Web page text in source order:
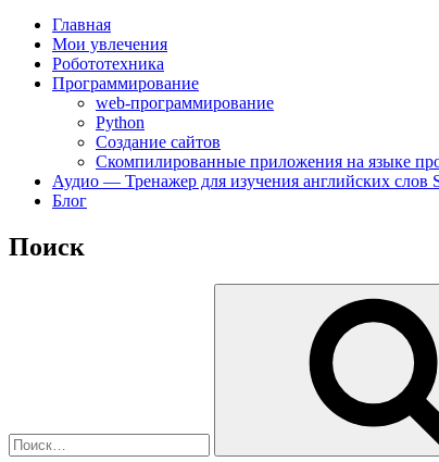
Главная
Мои увлечения
Робототехника
Программирование
web-программирование
Python
Создание сайтов
Скомпилированные приложения на языке
Аудио — Тренажер для изучения английских слов
Блог
Поиск